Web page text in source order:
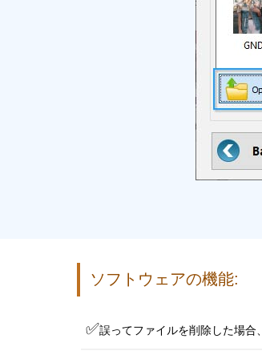
ソフトウェアの機能:
✅誤ってファイルを削除した場合、